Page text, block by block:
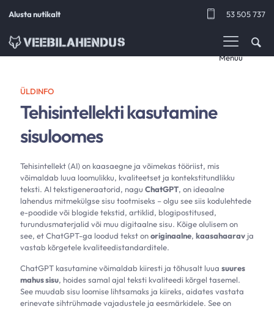
Alusta nutikalt 53 505 737
Menüü
ÜLDINFO
Tehisintellekti kasutamine
sisuloomes
Tehisintellekt (AI) on kaasaegne ja võimekas tööriist, mis
võimaldab luua loomulikku, kvaliteetset ja kontekstitundlikku
teksti. AI tekstigeneraatorid, nagu ChatGPT, on ideaalne
lahendus mitmekülgse sisu tootmiseks – olgu see siis kodulehtede
e-poodide või blogide tekstid, artiklid, blogipostitused,
turundusmaterjalid või muu digitaalne sisu. Kõige olulisem on
see, et ChatGPT-ga loodud tekst onoriginaalne, kaasahaarav ja
vastab kõrgetele kvaliteedistandarditele.
ChatGPT kasutamine võimaldab kiiresti ja tõhusalt luua suures
mahus sisu, hoides samal ajal teksti kvaliteedi kõrgel tasemel.
See muudab sisu loomise lihtsamaks ja kiireks, aidates vastata
erinevate sihtrühmade vajadustele ja eesmärkidele. See on